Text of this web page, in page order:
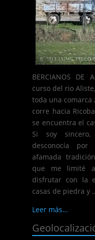
BERCIANOS DE
curso del rio
toda una comarca
corre hacia
se encuentra el
Si soy sincero,
desconocía
afamada
que me limité
disfrutar con la
casas de piedra y
Leer más…